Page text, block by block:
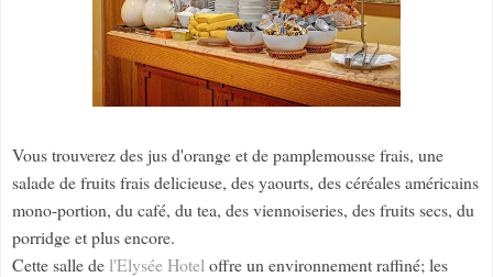
Vous trouverez des jus d'orange et de pamplemousse frais, une
salade de fruits frais delicieuse, des yaourts, des céréales américains
mono-portion, du café, du tea, des viennoiseries, des fruits secs, du
porridge et plus encore.
Cette salle de l'Elysée Hotel offre un environnement raffiné; les